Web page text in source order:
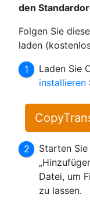
den
Folgen Sie
laden
Laden Sie
installieren
Starten
Datei, um
zu lassen.